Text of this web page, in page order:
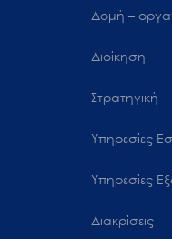
Δομή –
Διοίκηση
Στρατηγική
Υπηρεσίες
Υπηρεσίες
Διακρίσεις